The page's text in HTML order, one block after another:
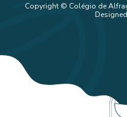
Copyright © Colégio de